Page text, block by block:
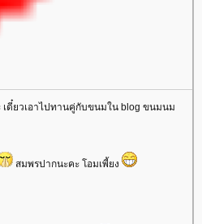
ดี๋ยวเอาไปทานคู่กับขนมใน blog ขนมนม
สมพรปากนะคะ โอมเพี้ยง